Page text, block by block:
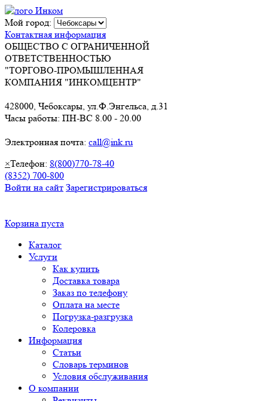
Мой город:
Контактная информация
ОБЩЕСТВО С ОГРАНИЧЕННОЙ
ОТВЕТСТВЕННОСТЬЮ
"ТОРГОВО-ПРОМЫШЛЕННАЯ
КОМПАНИЯ "ИНКОМЦЕНТР"
428000, Чебоксары, ул.Ф.Энгельса, д.31
Часы работы: ПН-ВС 8.00 - 20.00
Электронная почта: call@ink.ru
×Телефон: 8(800)770-78-40
(8352) 700-800
Войти на сайт Зарегистрироваться
Корзина пуста
Каталог
Услуги
Как купить
Доставка товара
Заказ по телефону
Оплата на месте
Погрузка-разгрузка
Колеровка
Информация
Статьи
Словарь терминов
Условия обслуживания
О компании